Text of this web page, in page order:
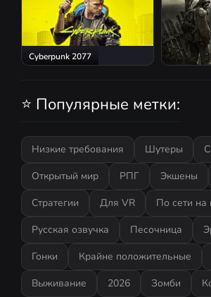
Cyberpunk 2077
⭐ Популярные метки:
Низкие требования Шутеры
Открытый мир
РПГ Экшены
Стратегии
Для VR
По сети на
Русская озвучка
Песочница
Гонки
Крайне положительные
Выживание
2026 Зомби